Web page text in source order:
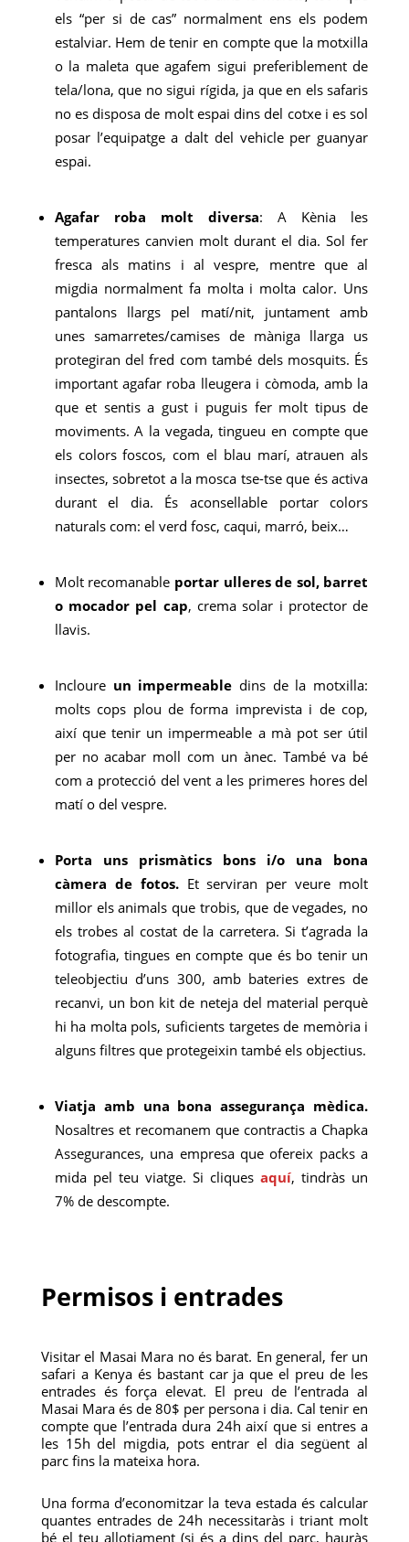
els “per si de cas” normalment ens els podem
estalviar. Hem de tenir en compte que la motxilla
o la maleta que agafem sigui preferiblement de
tela/lona, que no sigui rígida, ja que en els safaris
no es disposa de molt espai dins del cotxe i es sol
posar l’equipatge a dalt del vehicle per guanyar
espai.
Agafar roba molt diversa: A Kènia les
temperatures canvien molt durant el dia. Sol fer
fresca als matins i al vespre, mentre que al
migdia normalment fa molta i molta calor. Uns
pantalons llargs pel matí/nit, juntament amb
unes samarretes/camises de màniga llarga us
protegiran del fred com també dels mosquits. És
important agafar roba lleugera i còmoda, amb la
que et sentis a gust i puguis fer molt tipus de
moviments. A la vegada, tingueu en compte que
els colors foscos, com el blau marí, atrauen als
insectes, sobretot a la mosca tse-tse que és activa
durant el dia. És aconsellable portar colors
naturals com: el verd fosc, caqui, marró, beix…
Molt recomanable portar ulleres de sol, barret
o mocador pel cap, crema solar i protector de
llavis.
Incloure un impermeable dins de la motxilla:
molts cops plou de forma imprevista i de cop,
així que tenir un impermeable a mà pot ser útil
per no acabar moll com un ànec. També va bé
com a protecció del vent a les primeres hores del
matí o del vespre.
Porta uns prismàtics bons i/o una bona
càmera de fotos.Et serviran per veure molt
millor els animals que trobis, que de vegades, no
els trobes al costat de la carretera. Si t’agrada la
fotografia, tingues en compte que és bo tenir un
teleobjectiu d’uns 300, amb bateries extres de
recanvi, un bon kit de neteja del material perquè
hi ha molta pols, suficients targetes de memòria i
alguns filtres que protegeixin també els objectius.
Viatja amb una bona assegurança mèdica.
Nosaltres et recomanem que contractis a Chapka
Assegurances, una empresa que ofereix packs a
mida pel teu viatge. Si cliquesaquí, tindràs un
7% de descompte.
Permisos i entrades
Visitar el Masai Mara no és barat. En general, fer un
safari a Kenya és bastant car ja que el preu de les
entrades és força elevat. El preu de l’entrada al
Masai Mara és de 80$ per persona i dia. Cal tenir en
compte que l’entrada dura 24h així que si entres a
les 15h del migdia, pots entrar el dia següent al
parc fins la mateixa hora.
Una forma d’economitzar la teva estada és calcular
quantes entrades de 24h necessitaràs i triant molt
bé el teu allotjament (si és a dins del parc, hauràs